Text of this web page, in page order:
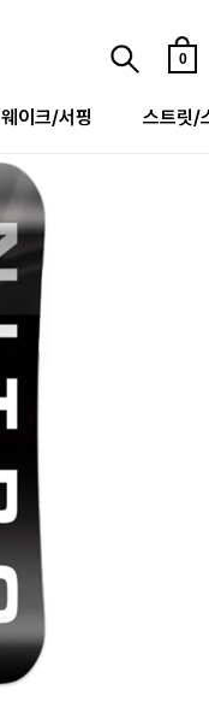
0
웨이크/서핑 스트릿/